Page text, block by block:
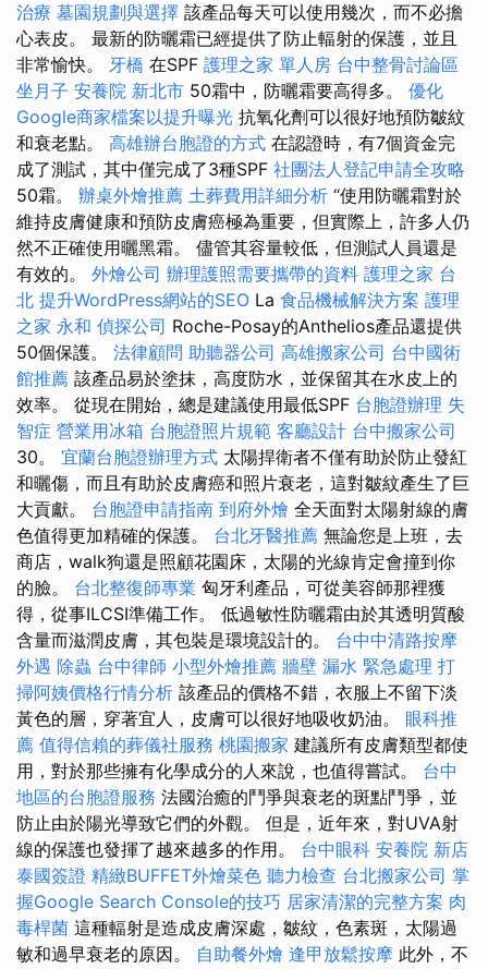
治療 墓園規劃與選擇 該產品每天可以使用幾次，而不必擔
心表皮。 最新的防曬霜已經提供了防止輻射的保護，並且
非常愉快。 牙橋 在SPF 護理之家 單人房 台中整骨討論區
坐月子 安養院 新北市 50霜中，防曬霜要高得多。 優化
Google商家檔案以提升曝光 抗氧化劑可以很好地預防皺紋
和衰老點。 高雄辦台胞證的方式 在認證時，有7個資金完
成了測試，其中僅完成了3種SPF 社團法人登記申請全攻略
50霜。 辦桌外燴推薦 土葬費用詳細分析 “使用防曬霜對於
維持皮膚健康和預防皮膚癌極為重要，但實際上，許多人仍
然不正確使用曬黑霜。 儘管其容量較低，但測試人員還是
有效的。 外燴公司 辦理護照需要攜帶的資料 護理之家 台
北 提升WordPress網站的SEO La 食品機械解決方案 護理
之家 永和 偵探公司 Roche-Posay的Anthelios產品還提供
50個保護。 法律顧問 助聽器公司 高雄搬家公司 台中國術
館推薦 該產品易於塗抹，高度防水，並保留其在水皮上的
效率。 從現在開始，總是建議使用最低SPF 台胞證辦理 失
智症 營業用冰箱 台胞證照片規範 客廳設計 台中搬家公司
30。 宜蘭台胞證辦理方式 太陽捍衛者不僅有助於防止發紅
和曬傷，而且有助於皮膚癌和照片衰老，這對皺紋產生了巨
大貢獻。 台胞證申請指南 到府外燴 全天面對太陽射線的膚
色值得更加精確的保護。 台北牙醫推薦 無論您是上班，去
商店，walk狗還是照顧花園床，太陽的光線肯定會撞到你
的臉。 台北整復師專業 匈牙利產品，可從美容師那裡獲
得，從事ILCSI準備工作。 低過敏性防曬霜由於其透明質酸
含量而滋潤皮膚，其包裝是環境設計的。 台中中清路按摩
外遇 除蟲 台中律師 小型外燴推薦 牆壁 漏水 緊急處理 打
掃阿姨價格行情分析 該產品的價格不錯，衣服上不留下淡
黃色的層，穿著宜人，皮膚可以很好地吸收奶油。 眼科推
薦 值得信賴的葬儀社服務 桃園搬家 建議所有皮膚類型都使
用，對於那些擁有化學成分的人來說，也值得嘗試。 台中
地區的台胞證服務 法國治癒的鬥爭與衰老的斑點鬥爭，並
防止由於陽光導致它們的外觀。 但是，近年來，對UVA射
線的保護也發揮了越來越多的作用。 台中眼科 安養院 新店
泰國簽證 精緻BUFFET外燴菜色 聽力檢查 台北搬家公司 掌
握Google Search Console的技巧 居家清潔的完整方案 肉
毒桿菌 這種輻射是造成皮膚深處，皺紋，色素斑，太陽過
敏和過早衰老的原因。 自助餐外燴 逢甲放鬆按摩 此外，不